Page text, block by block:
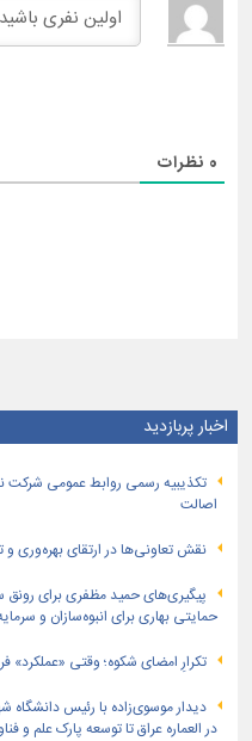
0 نظرات
اخبار پربازدید
تكذیبیه رسمی روابط عمومی شركت
اصالت
نقش تعاونی‌ها در ارتقای بهره‌وری
پیگیری‌های حمید مظفری برای رونق
حمایتی بهاری برای انبوه‌سازان و
تکرارِ امضای شکوه؛ وقتی «عملکرد»
دیدار موسوی‌زاده با رئیس دانشگاه
در العماره عراق تا توسعه پارک علم و